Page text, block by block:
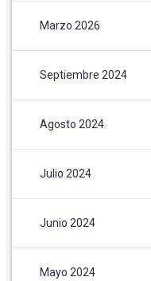
Marzo 2026
Septiembre 2024
Agosto 2024
Julio 2024
Junio 2024
Mayo 2024